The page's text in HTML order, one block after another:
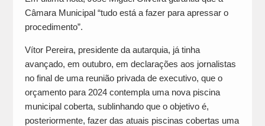
Câmara Municipal “tudo está a fazer para apressar o
procedimento”.
Vítor Pereira, presidente da autarquia, já tinha
avançado, em outubro, em declarações aos jornalistas
no final de uma reunião privada de executivo, que o
orçamento para 2024 contempla uma nova piscina
municipal coberta, sublinhando que o objetivo é,
posteriormente, fazer das atuais piscinas cobertas uma